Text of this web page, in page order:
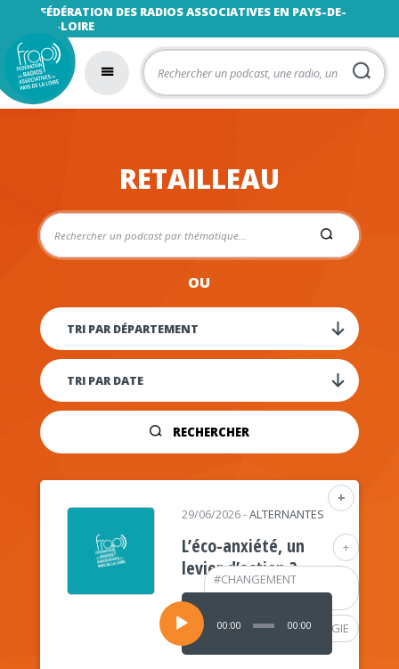
FÉDÉRATION DES RADIOS ASSOCIATIVES EN PAYS-DE-
LA-LOIRE
RETAILLEAU
OU
RECHERCHER
+
+
#CHANGEMENT
CLIMATIQUE
#PSYCHOLOGIE
29/06/2026-ALTERNANTES
L’éco-anxiété, un
levier d’action ?
Lecteur
audio
00:00 00:00